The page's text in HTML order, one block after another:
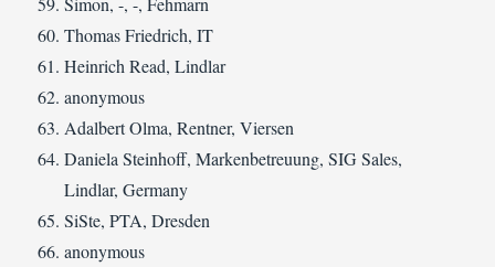
Thomas Friedrich, IT
Heinrich Read, Lindlar
anonymous
Adalbert Olma, Rentner, Viersen
Daniela Steinhoff, Markenbetreuung, SIG Sales,
Lindlar, Germany
SiSte, PTA, Dresden
anonymous